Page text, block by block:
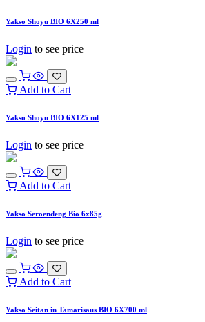
Yakso Shoyu BIO 6X250 ml
Login to see price
Add to Cart
Yakso Shoyu BIO 6X125 ml
Login to see price
Add to Cart
Yakso Seroendeng Bio 6x85g
Login to see price
Add to Cart
Yakso Seitan in Tamarisaus BIO 6X700 ml